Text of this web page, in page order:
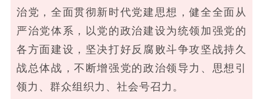
教学科研
院务公开
治党，全面贯彻新时代党建思想，健全全面从
严治党体系，以党的政治建设为统领加强党的
各方面建设，坚决打好反腐败斗争攻坚战持久
战总体战，不断增强党的政治领导力、思想引
领力、群众组织力、社会号召力。